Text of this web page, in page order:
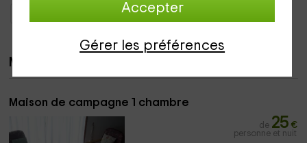
Accepter
Gérer les préférences
Gites La Gomera
Maisons
Maison de campagne 1 chambre
de 25 €
personne et nuit